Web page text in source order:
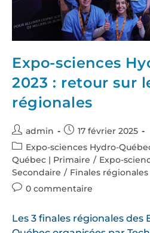
Expo-sciences
2023 : retour sur
régionales
admin
17 février 2025
Expo-sciences Hydro-
Québec | Primaire / Expo-
Secondaire / Finales régionales
0 commentaire
Les 3 finales régionales des